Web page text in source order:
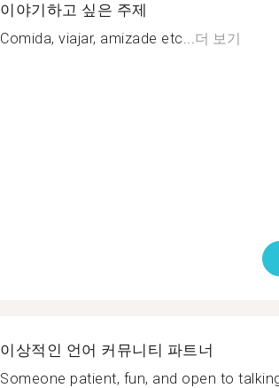
이야기하고 싶은 주제
Comida, viajar, amizade etc...더 보기
이상적인 언어 커뮤니티 파트너
Someone patient, fun, and open to